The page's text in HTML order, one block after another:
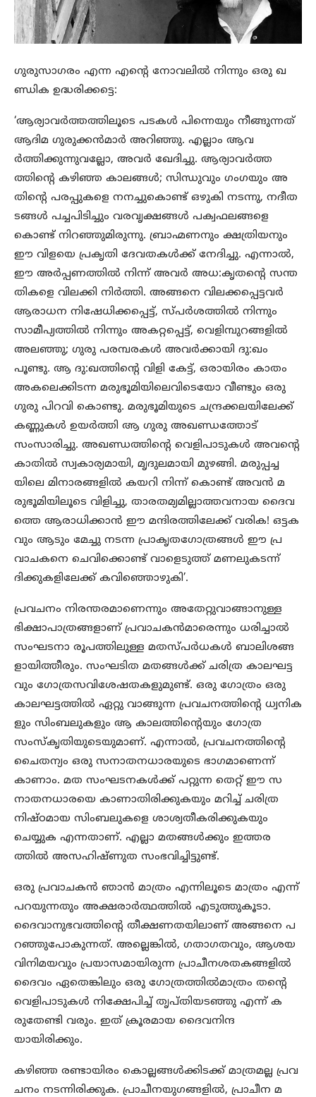
ഗുരുസാഗരം എന്ന എന്‍റെ നോവലില്‍ നിന്നും ഒരു ഖ
ണ്ഡിക ഉദ്ധരിക്കട്ടെ:
‘ആര്യാവര്‍ത്തത്തിലൂടെ പടകള്‍ പിന്നെയും നീങ്ങുന്നത്
ആദിമ ഗുരുക്കന്‍മാര്‍ അറിഞ്ഞു. എല്ലാം ആവ
ര്‍ത്തിക്കുന്നുവല്ലോ, അവര്‍ ഖേദിച്ചു. ആര്യാവര്‍ത്ത
ത്തിന്‍റെ കഴിഞ്ഞ കാലങ്ങള്‍; സിന്ധുവും ഗംഗയും അ
തിന്‍റെ പരപ്പുകളെ നനച്ചുകൊണ്ട് ഒഴുകി നടന്നു, നദീത
ടങ്ങള്‍ പച്ചപിടിച്ചും വരവൃക്ഷങ്ങള്‍ പക്വഫലങ്ങളെ
കൊണ്ട് നിറഞ്ഞുമിരുന്നു. ബ്രാഹ്മണനും ക്ഷത്രിയനും
ഈ വിളയെ പ്രകൃതി ദേവതകള്‍ക്ക് നേദിച്ചു. എന്നാല്‍,
ഈ അര്‍പ്പണത്തില്‍ നിന്ന് അവര്‍ അധ:കൃതന്‍റെ സന്ത
തികളെ വിലക്കി നിര്‍ത്തി. അങ്ങനെ വിലക്കപ്പെട്ടവര്‍
ആരാധന നിഷേധിക്കപ്പെട്ട്, സ്പര്‍ശത്തില്‍ നിന്നും
സാമീപ്യത്തില്‍ നിന്നും അകറ്റപ്പെട്ട്, വെളിമ്പുറങ്ങളില്‍
അലഞ്ഞു; ഗുരു പരമ്പരകള്‍ അവര്‍ക്കായി ദു:ഖം
പൂണ്ടു. ആ ദു:ഖത്തിന്‍റെ വിളി കേട്ട്, ഒരായിരം കാതം
അകലെക്കിടന്ന മരുഭൂമിയിലെവിടെയോ വീണ്ടും ഒരു
ഗുരു പിറവി കൊണ്ടു. മരുഭൂമിയുടെ ചന്ദ്രക്കലയിലേക്ക്
കണ്ണുകള്‍ ഉയര്‍ത്തി ആ ഗുരു അഖണ്ഡത്തോട്
സംസാരിച്ചു. അഖണ്ഡത്തിന്‍റെ വെളിപാടുകള്‍ അവന്‍റെ
കാതില്‍ സ്വകാര്യമായി, മൃദുലമായി മുഴങ്ങി. മരുപ്പച്ച
യിലെ മിനാരങ്ങളില്‍ കയറി നിന്ന് കൊണ്ട് അവന്‍ മ
രുഭൂമിയിലൂടെ വിളിച്ചു, താരതമ്യമില്ലാത്തവനായ ദൈവ
ത്തെ ആരാധിക്കാന്‍ ഈ മന്ദിരത്തിലേക്ക് വരിക! ഒട്ടക
വും ആടും മേച്ചു നടന്ന പ്രാകൃതഗോത്രങ്ങള്‍ ഈ പ്ര
വാചകനെ ചെവിക്കൊണ്ട് വാളെടുത്ത് മണലുകടന്ന്
ദിക്കുകളിലേക്ക് കവിഞ്ഞൊഴുകി’.
പ്രവചനം നിരന്തരമാണെന്നും അതേറ്റുവാങ്ങാനുള്ള
ഭിക്ഷാപാത്രങ്ങളാണ് പ്രവാചകന്‍മാരെന്നും ധരിച്ചാല്‍
സംഘടനാ രൂപത്തിലുള്ള മതസ്പര്‍ധകള്‍ ബാലിശങ്ങ
ളായിത്തീരും. സംഘടിത മതങ്ങള്‍ക്ക് ചരിത്ര കാലഘട്ട
വും ഗോത്രസവിശേഷതകളുമുണ്ട്. ഒരു ഗോത്രം ഒരു
കാലഘട്ടത്തില്‍ ഏറ്റു വാങ്ങുന്ന പ്രവചനത്തിന്‍റെ ധ്വനിക
ളും സിംബലുകളും ആ കാലത്തിന്‍റെയും ഗോത്ര
സംസ്‌കൃതിയുടെയുമാണ്. എന്നാല്‍, പ്രവചനത്തിന്‍റെ
ചൈതന്യം ഒരു സനാതനധാരയുടെ ഭാഗമാണെന്ന്
കാണാം. മത സംഘടനകള്‍ക്ക് പറ്റുന്ന തെറ്റ് ഈ സ
നാതനധാരയെ കാണാതിരിക്കുകയും മറിച്ച് ചരിത്ര
നിഷ്ഠമായ സിംബലുകളെ ശാശ്വതീകരിക്കുകയും
ചെയ്യുക എന്നതാണ്. എല്ലാ മതങ്ങള്‍ക്കും ഇത്തര
ത്തില്‍ അസഹിഷ്ണുത സംഭവിച്ചിട്ടുണ്ട്.
ഒരു പ്രവാചകന്‍ ഞാന്‍ മാത്രം എന്നിലൂടെ മാത്രം എന്ന്
പറയുന്നതും അക്ഷരാര്‍ത്ഥത്തില്‍ എടുത്തുകൂടാ.
ദൈവാനുഭവത്തിന്റെ തീക്ഷണതയിലാണ് അങ്ങനെ പ
റഞ്ഞുപോകുന്നത്. അല്ലെങ്കില്‍, ഗതാഗതവും, ആശയ
വിനിമയവും പ്രയാസമായിരുന്ന പ്രാചീനശതകങ്ങളില്‍
ദൈവം ഏതെങ്കിലും ഒരു ഗോത്രത്തില്‍മാത്രം തന്‍റെ
വെളിപാടുകള്‍ നിക്ഷേപിച്ച് തൃപ്തിയടഞ്ഞു എന്ന് ക
രുതേണ്ടി വരും. ഇത് ക്രൂരമായ ദൈവനിന്ദ
യായിരിക്കും.
കഴിഞ്ഞ രണ്ടായിരം കൊല്ലങ്ങള്‍ക്കിടക്ക് മാത്രമല്ല പ്രവ
ചനം നടന്നിരിക്കുക. പ്രാചീനയുഗങ്ങളില്‍, പ്രാചീന മ